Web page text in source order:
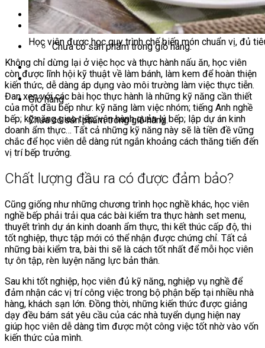
Chưa có sản phẩm trong giỏ hàng.
Giỏ hàng
Chưa có sản phẩm trong giỏ hàng.
Học viên được học quy trình chế biến món chuẩn vị, đủ
Không chỉ dừng lại ở việc học và thực hành nấu ăn, học viên
còn được lĩnh hội kỹ thuật về làm bánh, làm kem để hoàn thiện
kiến thức, dễ dàng áp dụng vào môi trường làm việc thực tiễn.
Đan xen với các bài học thực hành là những kỹ năng cần thiết
của một đầu bếp như: kỹ năng làm việc nhóm; tiếng Anh nghề
bếp; kỹ năng giao tiếp; vận hành quản lý bếp; lập dự án kinh
doanh ẩm thực… Tất cả những kỹ năng này sẽ là tiền đề vững
chắc để học viên dễ dàng rút ngắn khoảng cách thăng tiến đến
vị trí bếp trưởng.
Chất lượng đầu ra có được đảm bảo?
Cũng giống như những chương trình học nghề khác, học viên
nghề bếp phải trải qua các bài kiểm tra thực hành set menu,
thuyết trình dự án kinh doanh ẩm thực, thi kết thúc cấp độ, thi
tốt nghiệp, thực tập mới có thể nhận được chứng chỉ. Tất cả
những bài kiểm tra, bài thi sẽ là cách tốt nhất để mỗi học viên
tự ôn tập, rèn luyện năng lực bản thân.
Sau khi tốt nghiệp, học viên đủ kỹ năng, nghiệp vụ nghề để
đảm nhận các vị trí công việc trong bộ phận bếp tại nhiều nhà
hàng, khách sạn lớn. Đồng thời, những kiến thức được giảng
dạy đều bám sát yêu cầu của các nhà tuyển dụng hiện nay
giúp học viên dễ dàng tìm được một công việc tốt nhờ vào vốn
kiến thức của mình.